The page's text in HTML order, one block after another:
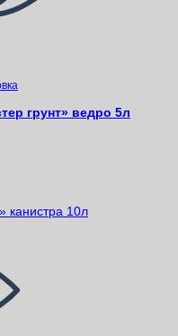
грунт» ведро 5л